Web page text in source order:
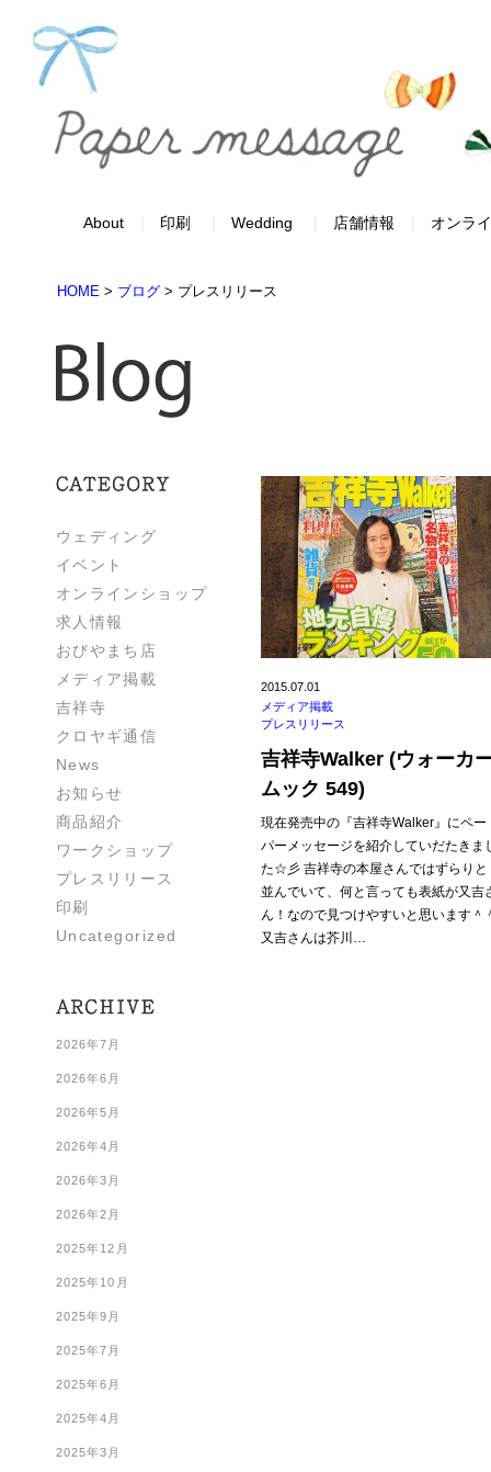
About 印刷 Wedding 店舗情報 オンラ
HOME > ブログ > プレスリリース
ウェディング
イベント
オンラインショップ
求人情報
おびやまち店
メディア掲載
吉祥寺
クロヤギ通信
News
お知らせ
商品紹介
ワークショップ
プレスリリース
印刷
Uncategorized
2026年7月
2026年6月
2026年5月
2026年4月
2026年3月
2026年2月
2025年12月
2025年10月
2025年9月
2025年7月
2025年6月
2025年4月
2025年3月
2015.07.01
メディア掲載
プレスリリース
吉祥寺Walker (ウォーカ
ムック 549)
現在発売中の『吉祥寺Walker』にペー
パーメッセージを紹介していだたきま
た☆彡 吉祥寺の本屋さんではずらりと
並んでいて、何と言っても表紙が又吉
ん！なので見つけやすいと思います＾
又吉さんは芥川…